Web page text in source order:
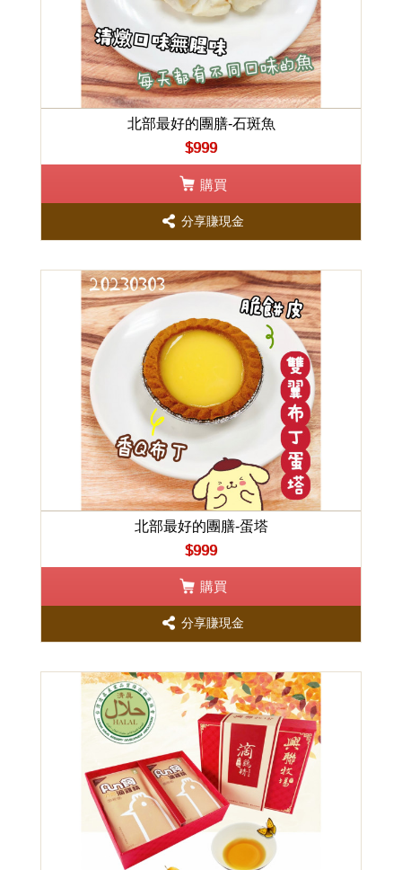
北部最好的團膳-石斑魚
$999
購買
分享賺現金
北部最好的團膳-蛋塔
$999
購買
分享賺現金